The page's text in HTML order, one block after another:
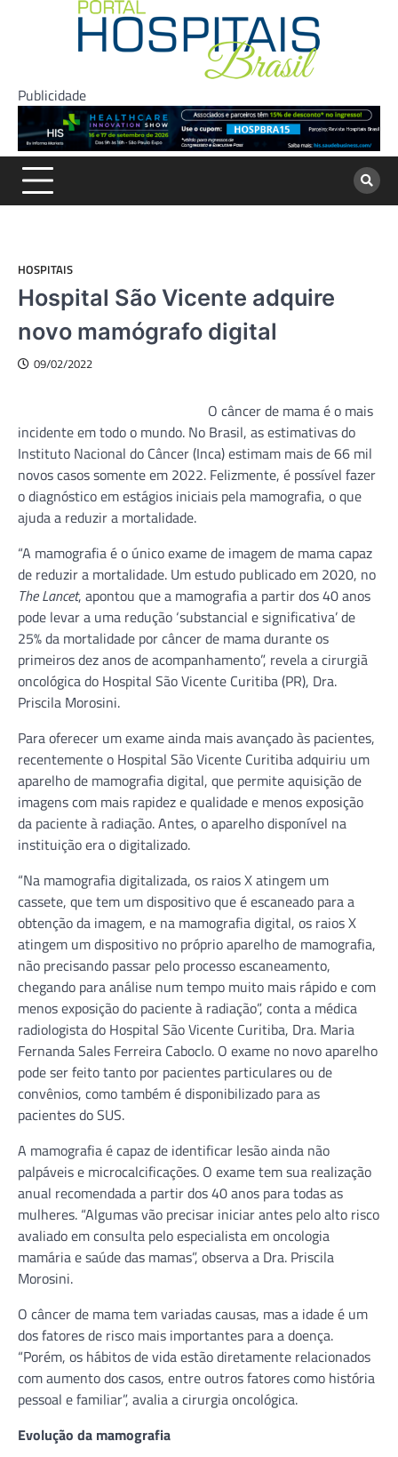
Publicidade
HOSPITAIS
Hospital São Vicente adquire
novo mamógrafo digital
09/02/2022
O câncer de mama é o mais
incidente em todo o mundo. No Brasil, as estimativas do
Instituto Nacional do Câncer (Inca) estimam mais de 66 mil
novos casos somente em 2022. Felizmente, é possível fazer
o diagnóstico em estágios iniciais pela mamografia, o que
ajuda a reduzir a mortalidade.
“A mamografia é o único exame de imagem de mama capaz
de reduzir a mortalidade. Um estudo publicado em 2020, no
The Lancet, apontou que a mamografia a partir dos 40 anos
pode levar a uma redução ‘substancial e significativa’ de
25% da mortalidade por câncer de mama durante os
primeiros dez anos de acompanhamento”, revela a cirurgiã
oncológica do Hospital São Vicente Curitiba (PR), Dra.
Priscila Morosini.
Para oferecer um exame ainda mais avançado às pacientes,
recentemente o Hospital São Vicente Curitiba adquiriu um
aparelho de mamografia digital, que permite aquisição de
imagens com mais rapidez e qualidade e menos exposição
da paciente à radiação. Antes, o aparelho disponível na
instituição era o digitalizado.
“Na mamografia digitalizada, os raios X atingem um
cassete, que tem um dispositivo que é escaneado para a
obtenção da imagem, e na mamografia digital, os raios X
atingem um dispositivo no próprio aparelho de mamografia,
não precisando passar pelo processo escaneamento,
chegando para análise num tempo muito mais rápido e com
menos exposição do paciente à radiação”, conta a médica
radiologista do Hospital São Vicente Curitiba, Dra. Maria
Fernanda Sales Ferreira Caboclo. O exame no novo aparelho
pode ser feito tanto por pacientes particulares ou de
convênios, como também é disponibilizado para as
pacientes do SUS.
A mamografia é capaz de identificar lesão ainda não
palpáveis e microcalcificações. O exame tem sua realização
anual recomendada a partir dos 40 anos para todas as
mulheres. “Algumas vão precisar iniciar antes pelo alto risco
avaliado em consulta pelo especialista em oncologia
mamária e saúde das mamas”, observa a Dra. Priscila
Morosini.
O câncer de mama tem variadas causas, mas a idade é um
dos fatores de risco mais importantes para a doença.
“Porém, os hábitos de vida estão diretamente relacionados
com aumento dos casos, entre outros fatores como história
pessoal e familiar”, avalia a cirurgia oncológica.
Evolução da mamografia